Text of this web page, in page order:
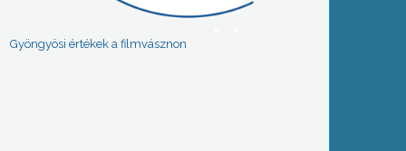
Gyöngyösi értékek a filmvásznon